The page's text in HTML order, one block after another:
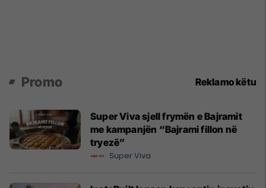
Promo Reklamo këtu
Super Viva sjell frymën e Bajramit
me kampanjën “Bajrami fillon në
tryezë”
Super Viva